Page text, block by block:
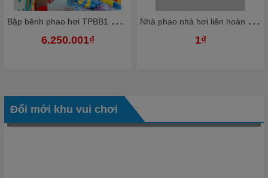
B
ập bênh phao hơi TPBB1 Dochoikinhbac Giải trí hấp dẫn khu vui chơi
6.250.001₫
N
hà phao nhà hơi liên hoàn NPNHKB02 Dochoikinhbac - Khu trò chơi phao hơi vui nhộn
1₫
Đổi mới khu vui chơi